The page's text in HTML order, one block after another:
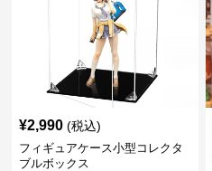
¥2,990 (税込)
フィギュアケース小型コレクタ
ブルボックス